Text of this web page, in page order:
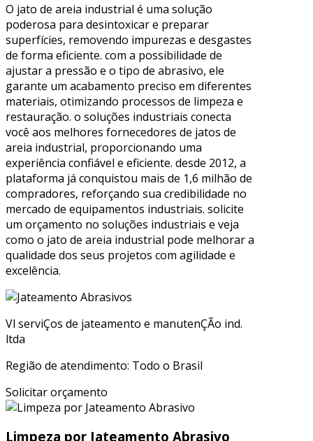
O jato de areia industrial é uma solução
poderosa para desintoxicar e preparar
superfícies, removendo impurezas e desgastes
de forma eficiente. com a possibilidade de
ajustar a pressão e o tipo de abrasivo, ele
garante um acabamento preciso em diferentes
materiais, otimizando processos de limpeza e
restauração. o soluções industriais conecta
você aos melhores fornecedores de jatos de
areia industrial, proporcionando uma
experiência confiável e eficiente. desde 2012, a
plataforma já conquistou mais de 1,6 milhão de
compradores, reforçando sua credibilidade no
mercado de equipamentos industriais. solicite
um orçamento no soluções industriais e veja
como o jato de areia industrial pode melhorar a
qualidade dos seus projetos com agilidade e
excelência.
Vl serviÇos de jateamento e manutenÇÃo ind.
ltda
Região de atendimento: Todo o Brasil
Solicitar orçamento
Limpeza por Jateamento Abrasivo